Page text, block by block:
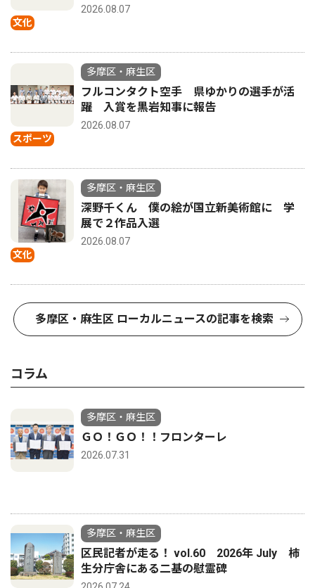
文化
2026.08.07
スポーツ
多摩区・麻生区
フルコンタクト空手 県ゆかりの選手が活
躍 入賞を黒岩知事に報告
2026.08.07
文化
多摩区・麻生区
深野千くん 僕の絵が国立新美術館に 学
展で２作品入選
2026.08.07
多摩区・麻生区 ローカルニュースの記事を検索
コラム
多摩区・麻生区
ＧＯ！ＧＯ！！フロンターレ
2026.07.31
多摩区・麻生区
区民記者が走る！ vol.60 2026年 July 柿
生分庁舎にある二基の慰霊碑